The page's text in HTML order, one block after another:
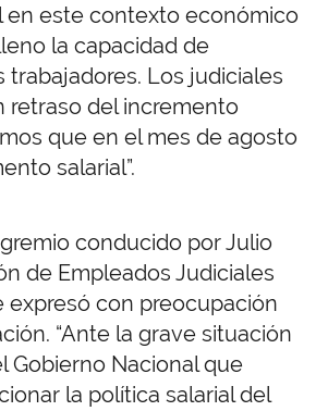
en este contexto económico
la capacidad de
trabajadores. Los judiciales
retraso del incremento
que en el mes de agosto
salarial”.
conducido por Julio
de Empleados Judiciales
expresó con preocupación
“Ante la grave situación
Gobierno Nacional que
la política salarial del